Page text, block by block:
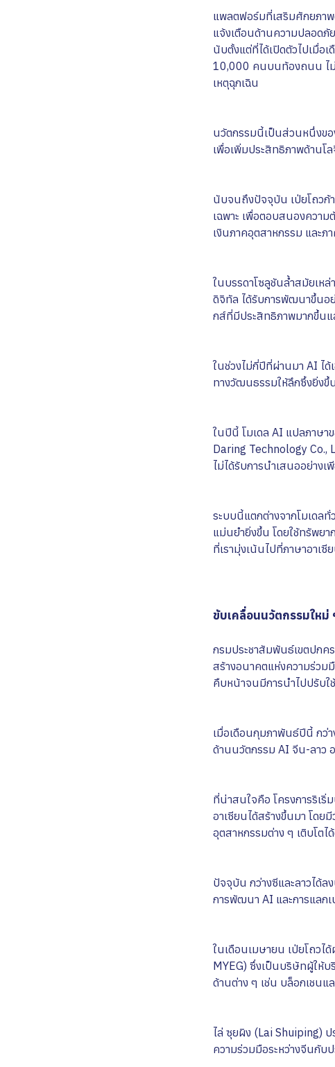
แพลตฟอร์มที่เสริมศักยภาพ
แจ้งเตือนด้านความปลอดภั
นับตั้งแต่ที่ได้เปิดตัวไปเมื่อ
10,000 คนบนท้องถนน ไม่
เหตุฉุกเฉิน
นวัตกรรมนี้เป็นส่วนหนึ่งขอ
เพื่อเพิ่มประสิทธิภาพด้านโ
นับจนถึงปัจจุบัน เป่ยโถวก้
เฉพาะ เพื่อตอบสนองควา
เงินภาคอุตสาหกรรม และภ
ในบรรดาโซลูชันล้ำสมัยเห
ดิจิทัล ได้รับการพัฒนาขึ้นอ
กส์ที่มีประสิทธิภาพมากขึ้นแ
ในช่วงไม่กี่ปีที่ผ่านมา AI ไ
ทางวัฒนธรรมให้ลึกซึ้งยิ่งขึ้น
ในปีนี้ โมเดล AI แปลภาษา
Daring Technology Co.,
ไม่ได้รับการนำเสนออย่าง
ระบบนี้แตกต่างจากโมเดลทั่
แม่นยำยิ่งขึ้น โดยใช้ทรัพยา
ที่เรามุ่งเน้นไปที่ภาษาอาเ
ขับเคลื่อนนวัตกรรมใหม่
กรมประชาสัมพันธ์เขตปกค
สร้างอนาคตแห่งความร่วม
คืบหน้าจนมีการนำไปปรับใช้
เมื่อเดือนกุมภาพันธ์ปีนี้ กว่
ด้านนวัตกรรม AI จีน-ลาว
ที่น่าสนใจคือ โครงการริเ
อาเซียนได้สร้างขึ้นมา โดย
อุตสาหกรรมต่าง ๆ เติบโตไ
ปัจจุบัน กว่างซีและลาวได้
การพัฒนา AI และการแลก
ในเดือนเมษายน เป่ยโถวไ
MYEG) ซึ่งเป็นบริษัทผู้ให้บ
ด้านต่าง ๆ เช่น บล็อกเชนแ
ไล่ ซุยผิง (Lai Shuiping)
ความร่วมมือระหว่างจีนกับ